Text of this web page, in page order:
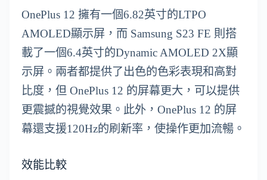
OnePlus 12 擁有一個6.82英寸的LTPO
AMOLED顯示屏，而 Samsung S23 FE 則搭
載了一個6.4英寸的Dynamic AMOLED 2X顯
示屏。兩者都提供了出色的色彩表現和高對
比度，但 OnePlus 12 的屏幕更大，可以提供
更震撼的視覺效果。此外，OnePlus 12 的屏
幕還支援120Hz的刷新率，使操作更加流暢。
效能比較